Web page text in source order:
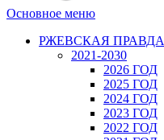
Основное меню
РЖЕВСКАЯ ПРАВДА
2021-2030
2026 ГОД
2025 ГОД
2024 ГОД
2023 ГОД
2022 ГОД